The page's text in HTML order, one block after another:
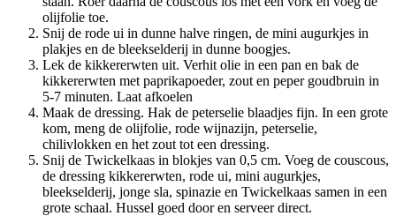
olijfolie toe.
Snij de rode ui in dunne halve ringen, de mini augurkjes in
plakjes en de bleekselderij in dunne boogjes.
Lek de kikkererwten uit. Verhit olie in een pan en bak de
kikkererwten met paprikapoeder, zout en peper goudbruin in
5-7 minuten. Laat afkoelen
Maak de dressing. Hak de peterselie blaadjes fijn. In een grote
kom, meng de olijfolie, rode wijnazijn, peterselie,
chilivlokken en het zout tot een dressing.
Snij de Twickelkaas in blokjes van 0,5 cm. Voeg de couscous,
de dressing kikkererwten, rode ui, mini augurkjes,
bleekselderij, jonge sla, spinazie en Twickelkaas samen in een
grote schaal. Hussel goed door en serveer direct.